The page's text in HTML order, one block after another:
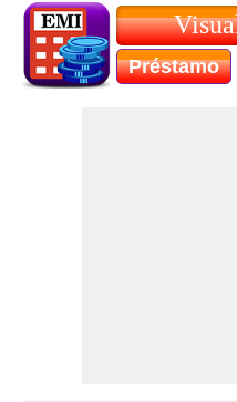
Préstamo